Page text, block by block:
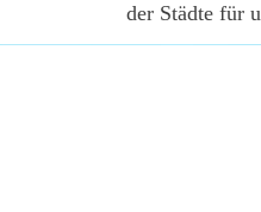
der Städte für